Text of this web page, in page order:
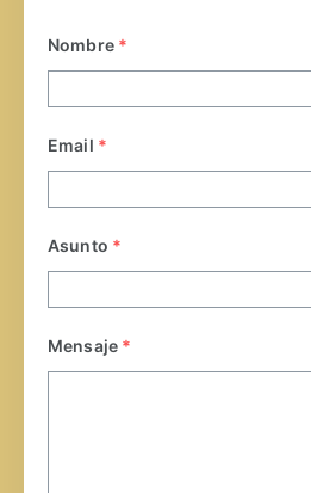
Nombre *
Email *
Asunto *
Mensaje *